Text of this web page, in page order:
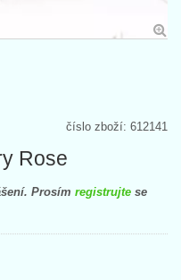
číslo zboží: 612141
Rose
Prosím registrujte se